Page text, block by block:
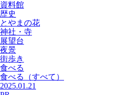
資料館
歴史
とやまの花
神社・寺
展望台
夜景
街歩き
食べる
食べる
（すべて）
2025.01.21